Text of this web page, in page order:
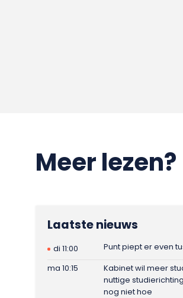
Meer lezen?
Laatste nieuws
di 11:00
Punt piept er even
ma 10:15
Kabinet wil meer
nuttige
nog niet hoe